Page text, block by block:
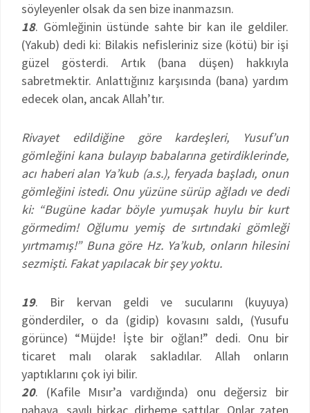
söyleyenler olsak da sen bize inanmazsın.
18. Gömleğinin üstünde sahte bir kan ile geldiler.
(Yakub) dedi ki: Bilakis nefisleriniz size (kötü) bir işi
güzel gösterdi. Artık (bana düşen) hakkıyla
sabretmektir. Anlattığınız karşısında (bana) yardım
edecek olan, ancak Allah’tır.
Rivayet edildiğine göre kardeşleri, Yusuf’un
gömleğini kana bulayıp babalarına getirdiklerinde,
acı haberi alan Ya’kub (a.s.), feryada başladı, onun
gömleğini istedi. Onu yüzüne sürüp ağladı ve dedi
ki: “Bugüne kadar böyle yumuşak huylu bir kurt
görmedim! Oğlumu yemiş de sırtındaki gömleği
yırtmamış!” Buna göre Hz. Ya’kub, onların hilesini
sezmişti. Fakat yapılacak bir şey yoktu.
19. Bir kervan geldi ve sucularını (kuyuya)
gönderdiler, o da (gidip) kovasını saldı, (Yusufu
görünce) “Müjde! İşte bir oğlan!” dedi. Onu bir
ticaret malı olarak sakladılar. Allah onların
yaptıklarını çok iyi bilir.
20. (Kafile Mısır’a vardığında) onu değersiz bir